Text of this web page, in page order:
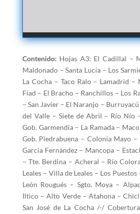
Contenido: Hojas A3: El Cadillal –
Maldonado – Santa Lucía – Los
La Cocha – Taco Ralo – Lamadrid
Fiad – El Bracho – Ranchillos – Los
– San Javier – El Naranjo –
del Valle – Siete de Abril – Río Nío
Gob. Garmendia – La Ramada –
Gob. Piedrabuena – Colonia Mayo –
García Fernández – Mancopa –
– Tte. Berdina – Acheral – Río
Leales – Villa de Leales – Los
León Rougués – Sgto. Moya –
Iltico – Alto Verde – Atahona –
San José de La Cocha /-/